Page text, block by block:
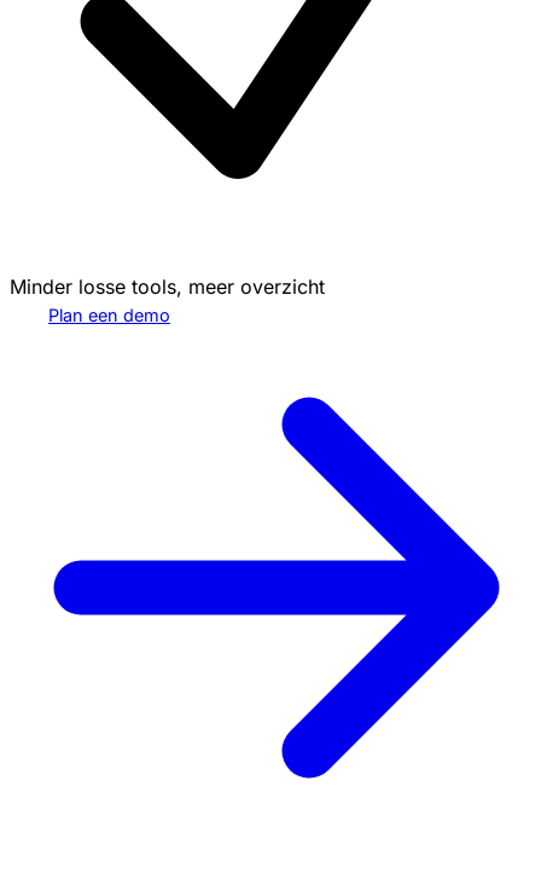
Minder losse tools, meer overzicht
Plan een demo